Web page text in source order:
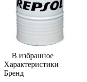
В избранное
Характеристики
Бренд